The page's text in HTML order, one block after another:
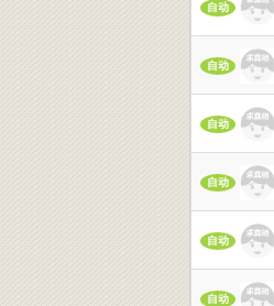
自动
自动
自动
自动
自动
自动